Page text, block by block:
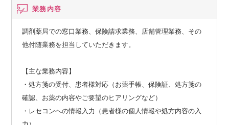
業務内容
調剤薬局での窓口業務、保険請求業務、店舗管理業務、その
他付随業務を担当していただきます。
【主な業務内容】
・処方箋の受付、患者様対応（お薬手帳、保険証、処方箋の
確認、お薬の内容やご要望のヒアリングなど）
・レセコンへの情報入力（患者様の個人情報や処方内容の入